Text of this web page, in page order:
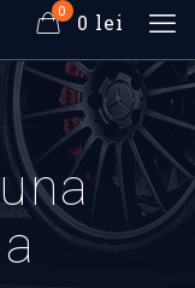
0 0 lei